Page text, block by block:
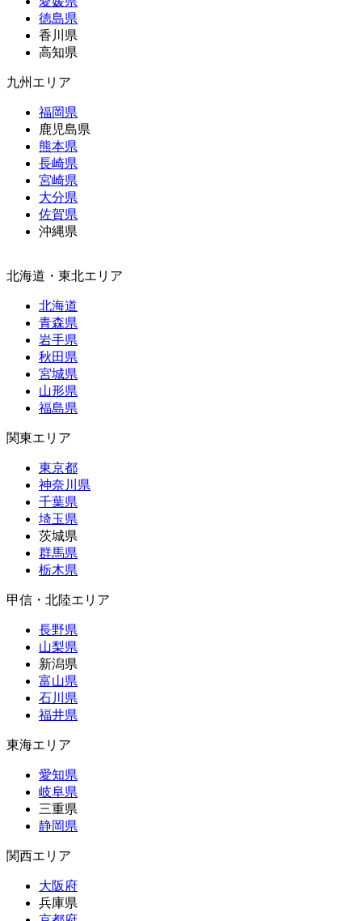
徳島県
香川県
高知県
九州エリア
福岡県
鹿児島県
熊本県
長崎県
宮崎県
大分県
佐賀県
沖縄県
北海道・東北エリア
北海道
青森県
岩手県
秋田県
宮城県
山形県
福島県
関東エリア
東京都
神奈川県
千葉県
埼玉県
茨城県
群馬県
栃木県
甲信・北陸エリア
長野県
山梨県
新潟県
富山県
石川県
福井県
東海エリア
愛知県
岐阜県
三重県
静岡県
関西エリア
大阪府
兵庫県